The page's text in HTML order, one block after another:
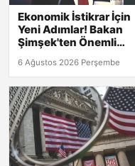
Ekonomik İstikrar İçin
Yeni Adımlar! Bakan
Şimşek'ten Önemli
6 Ağustos 2026 Perşembe